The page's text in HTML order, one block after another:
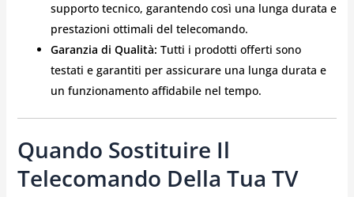
supporto tecnico, garantendo così una lunga durata e
prestazioni ottimali del telecomando.
Garanzia di Qualità: Tutti i prodotti offerti sono
testati e garantiti per assicurare una lunga durata e
un funzionamento affidabile nel tempo.
Quando Sostituire Il
Telecomando Della Tua TV